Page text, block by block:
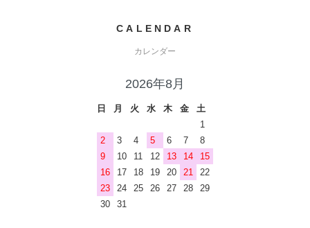
CALENDAR
カレンダー
2026年8月
日 月 火 水 木 金
土
1
2
3 4 5 6 7
8
9
10 11 12 13 14
15
16
17 18 19 20 21
22
23
24 25 26 27 28
29
30
31